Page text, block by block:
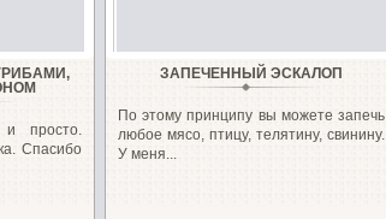
и просто.
Спасибо
ЗАПЕЧЕННЫЙ ЭСКАЛОП
По этому принципу вы можете запечь
любое мясо, птицу, телятину, свинину.
У меня...